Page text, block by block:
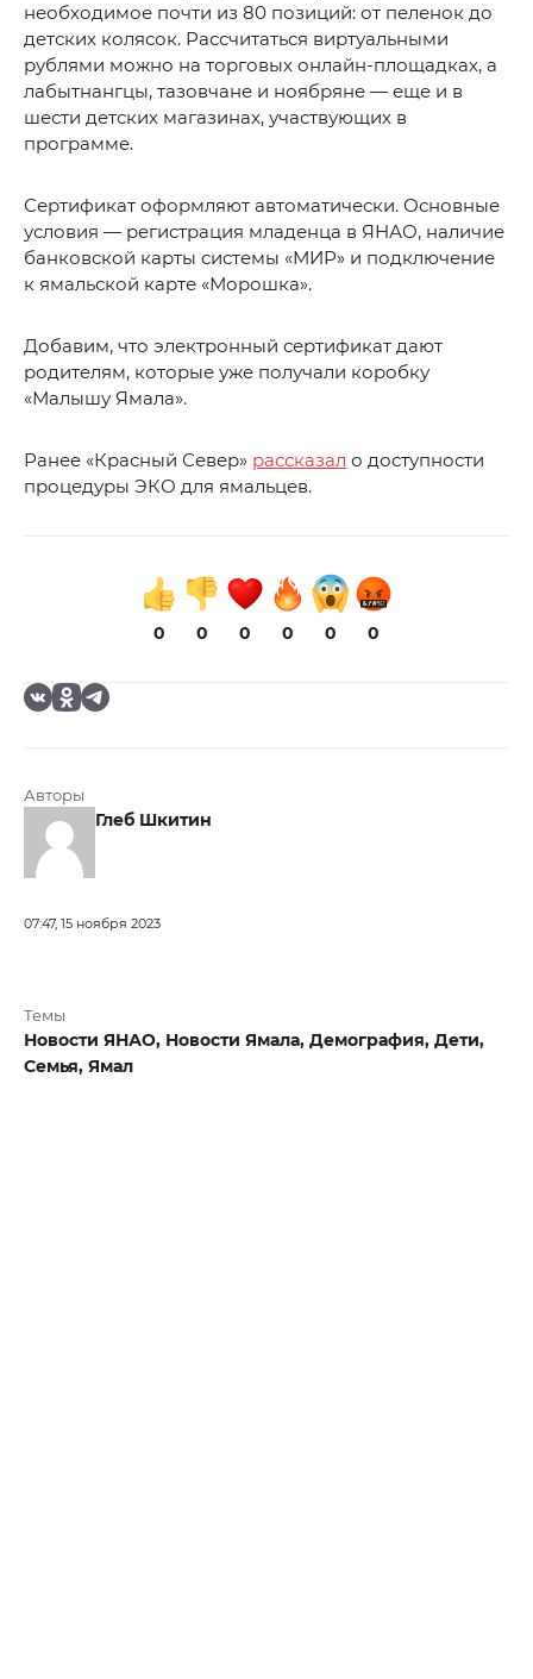
необходимое почти из 80 позиций: от пеленок до
детских колясок. Рассчитаться виртуальными
рублями можно на торговых онлайн-площадках, а
лабытнангцы, тазовчане и ноябряне — еще и в
шести детских магазинах, участвующих в
программе.
Сертификат оформляют автоматически. Основные
условия — регистрация младенца в ЯНАО, наличие
банковской карты системы «МИР» и подключение
к ямальской карте «Морошка».
Добавим, что электронный сертификат дают
родителям, которые уже получали коробку
«Малышу Ямала».
Ранее «Красный Север» рассказал о доступности
процедуры ЭКО для ямальцев.
0 0 0 0 0 0
Авторы
Глеб Шкитин
07:47, 15 ноября 2023
Темы
Новости ЯНАО, Новости Ямала, Демография, Дети,
Семья, Ямал